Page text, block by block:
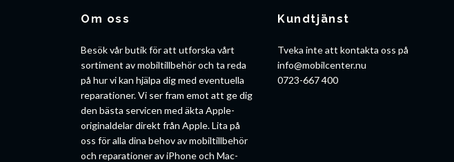
Om oss
Besök vår butik för att utforska vårt
sortiment av mobiltillbehör och ta reda
på hur vi kan hjälpa dig med eventuella
reparationer. Vi ser fram emot att ge dig
den bästa servicen med äkta Apple-
originaldelar direkt från Apple. Lita på
oss för alla dina behov av mobiltillbehör
och reparationer av iPhone och Mac-
Kundtjänst
Tveka inte att kontakta oss på
info@mobilcenter.nu
0723-667 400